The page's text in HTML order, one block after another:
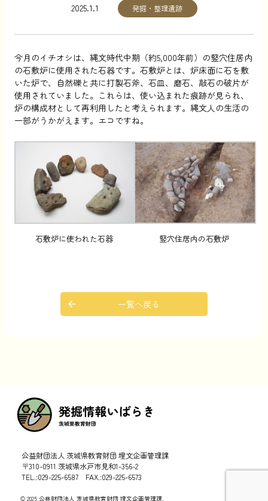
2025.1.1 発掘・整理遺跡
今月のイチオシは、縄文時代中期（約5,000年前）の竪穴住居内
の石敷炉に使用された石器です。石敷炉とは、炉床面に石を敷
いた炉で、自然礫と共に打製石斧、石皿、磨石、敲石の破片が
使用されていました。これらは、使い込まれた痕跡が見られ、
炉の構成材として再利用したと考えられます。縄文人の生活の
一部がうかがえます。エコですね。
石敷炉に使われた石器 竪穴住居内の石敷炉
一覧へ戻る
公益財団法人 茨城県教育財団 埋文企画管理課
〒310-0911 茨城県水戸市見和1-356-2
TEL.:029-225-6587 FAX.:029-225-6573
© 2025 公益財団法人 茨城県教育財団 埋文企画管理課.